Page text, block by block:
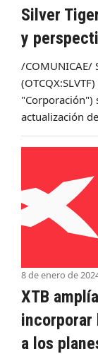
Silver
y
/COMUNICAE/
"Corporación")
actualización
8 de enero de
XTB
incorporar
a los